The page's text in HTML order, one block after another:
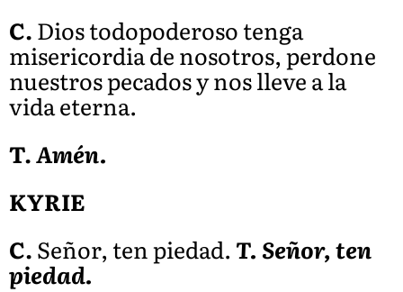
C.Dios todopoderoso tenga
misericordia de nosotros, perdone
nuestros pecados y nos lleve a la
vida eterna.
T.Amén.
KYRIE
C.Señor, ten piedad. T. Señor, ten
piedad.